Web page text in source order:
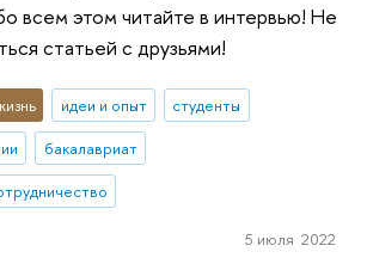
всем этом читайте в интервью! Не
статьей с друзьями!
идеи и опыт
студенты
бакалавриат
5 июля 2022